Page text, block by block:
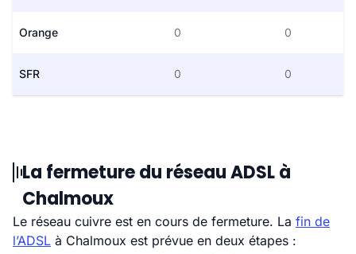
Orange 0 0
SFR 0 0
La fermeture du réseau ADSL à
Chalmoux
Le réseau cuivre est en cours de fermeture. La fin de
l’ADSL à Chalmoux est prévue en deux étapes :